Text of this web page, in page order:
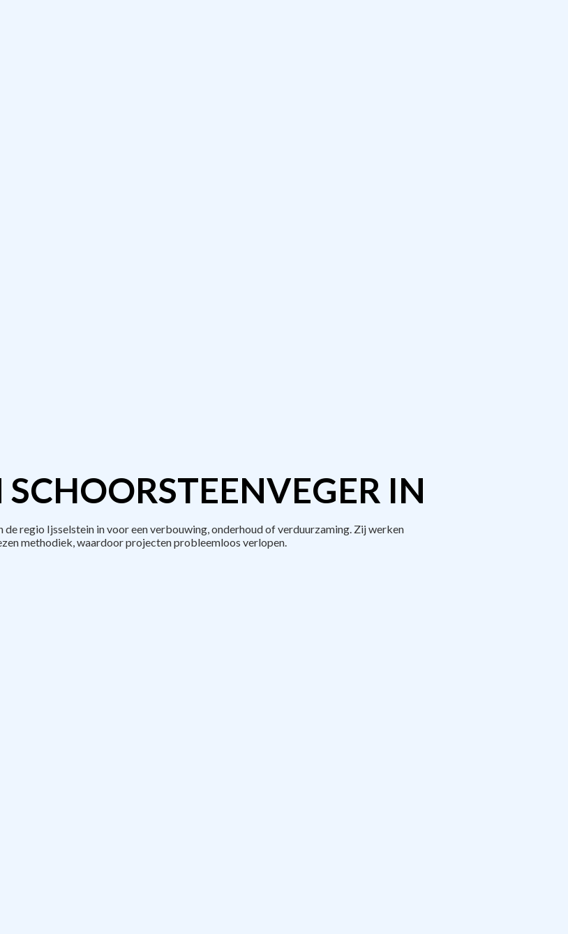
IN
regio Ijsselstein in voor een verbouwing, onderhoud of verduurzaming. Zij werken
methodiek, waardoor projecten probleemloos verlopen.